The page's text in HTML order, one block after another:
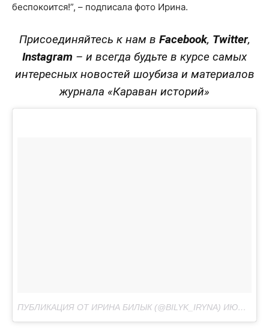
беспокоится!”, – подписала фото Ирина.
Присоединяйтесь к нам в Facebook, Twitter,
Instagram – и всегда будьте в курсе самых
интересных новостей шоубиза и материалов
журнала «Караван историй»
ПУБЛИКАЦИЯ ОТ ИРИНА БИЛЫК (@BILYK_IRYNA) ИЮН 12 2017 В 2:35 PDT